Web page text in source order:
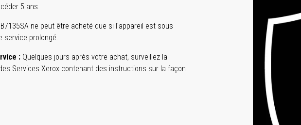
5 ans.
ne peut être acheté que si l'appareil est sous
service prolongé.
: Quelques jours après votre achat, surveillez la
Services Xerox contenant des instructions sur la façon